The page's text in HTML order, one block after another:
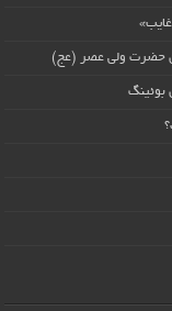
حضرت ولی عصر (عج)
بوئینگ